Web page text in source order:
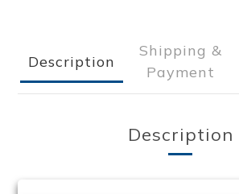
Description
Shipping &
Payment
Description